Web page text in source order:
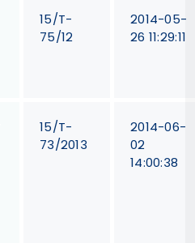
15/T-
75/12
2014-05-
26 11:29:11
15/T-
73/2013
2014-06-
02
14:00:38